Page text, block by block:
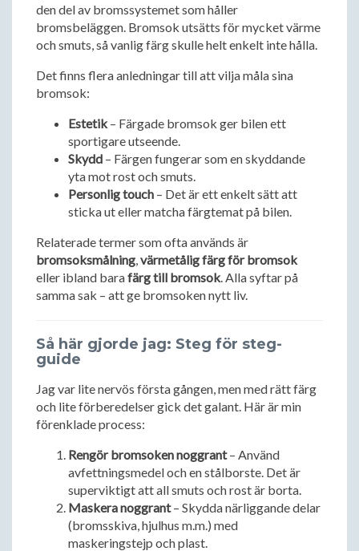
den del av bromssystemet som håller
bromsbeläggen. Bromsok utsätts för mycket värme
och smuts, så vanlig färg skulle helt enkelt inte hålla.
Det finns flera anledningar till att vilja måla sina
bromsok:
Estetik– Färgade bromsok ger bilen ett
sportigare utseende.
Skydd – Färgen fungerar som en skyddande
yta mot rost och smuts.
Personlig touch – Det är ett enkelt sätt att
sticka ut eller matcha färgtemat på bilen.
Relaterade termer som ofta används är
bromsoksmålning värmetålig färg för bromsok
eller ibland barafärg till bromsok. Alla syftar på
samma sak – att ge bromsoken nytt liv.
Så här gjorde jag: Steg för steg-
guide
Jag var lite nervös första gången, men med rätt färg
och lite förberedelser gick det galant. Här är min
förenklade process:
Rengör bromsoken noggrant– Använd
avfettningsmedel och en stålborste. Det är
superviktigt att all smuts och rost är borta.
Maskera noggrant– Skydda närliggande delar
(bromsskiva, hjulhus m.m.) med
maskeringstejp och plast.